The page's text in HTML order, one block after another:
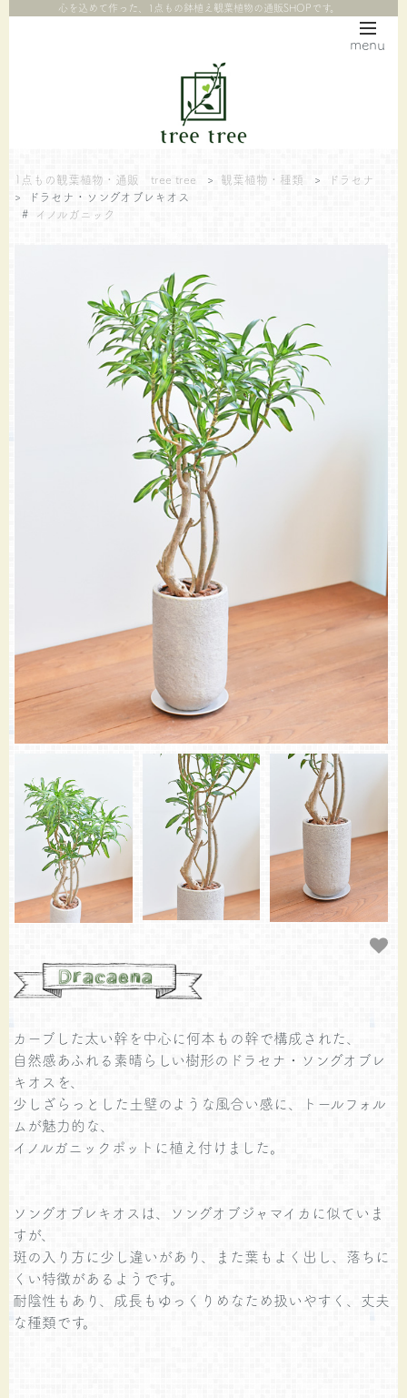
menu
心を込めて作った、1点もの鉢植え観葉植物の通販SHOPです。
1点もの観葉植物・通販 tree tree > 観葉植物・種類 >
ドラセナ
>
ドラセナ・ソングオブレキオス
# イノルガニック
カーブした太い幹を中心に何本もの幹で構成された、
自然感あふれる素晴らしい樹形のドラセナ・ソングオブレ
キオスを、
少しざらっとした土壁のような風合い感に、トールフォル
ムが魅力的な、
イノルガニックポットに植え付けました。
ソングオブレキオスは、ソングオブジャマイカに似ていま
すが、
斑の入り方に少し違いがあり、また葉もよく出し、落ちに
くい特徴があるようです。
耐陰性もあり、成長もゆっくりめなため扱いやすく、丈夫
な種類です。